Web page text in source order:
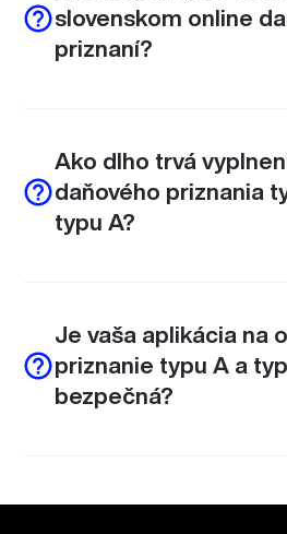
slovenskom online
priznaní?
Ako dlho trvá
daňového priznania
typu A?
Je vaša aplikácia na
priznanie typu A a
bezpečná?